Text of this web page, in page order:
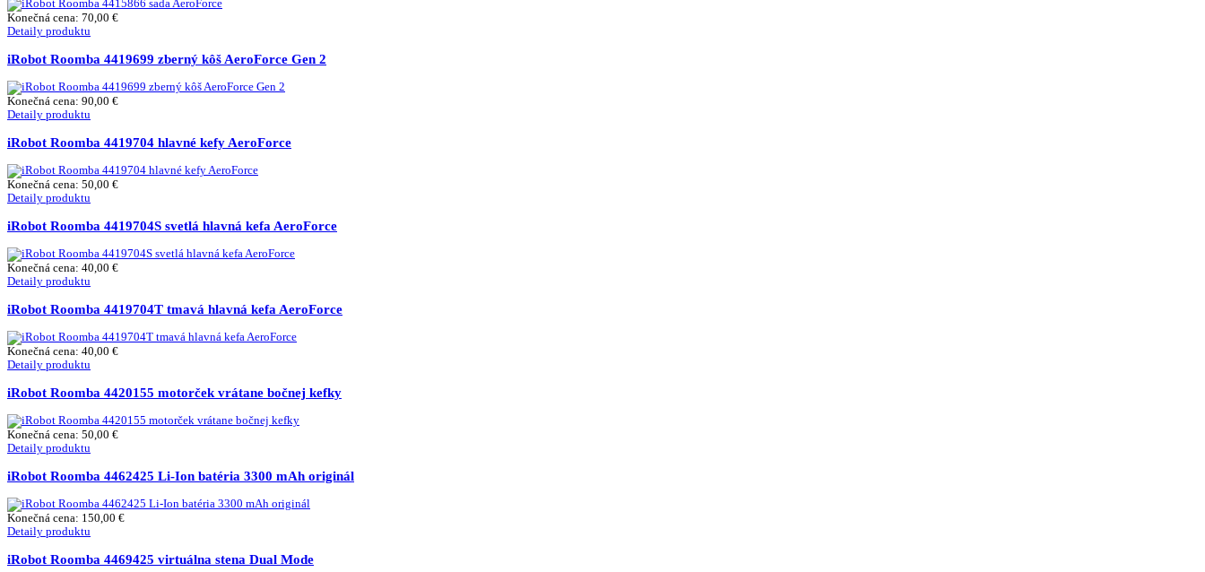
Konečná cena: 70,00 €
Detaily produktu
iRobot Roomba 4419699 zberný kôš AeroForce Gen 2
Konečná cena: 90,00 €
Detaily produktu
iRobot Roomba 4419704 hlavné kefy AeroForce
Konečná cena: 50,00 €
Detaily produktu
iRobot Roomba 4419704S svetlá hlavná kefa AeroForce
Konečná cena: 40,00 €
Detaily produktu
iRobot Roomba 4419704T tmavá hlavná kefa AeroForce
Konečná cena: 40,00 €
Detaily produktu
iRobot Roomba 4420155 motorček vrátane bočnej kefky
Konečná cena: 50,00 €
Detaily produktu
iRobot Roomba 4462425 Li-Ion batéria 3300 mAh originál
Konečná cena: 150,00 €
Detaily produktu
iRobot Roomba 4469425 virtuálna stena Dual Mode